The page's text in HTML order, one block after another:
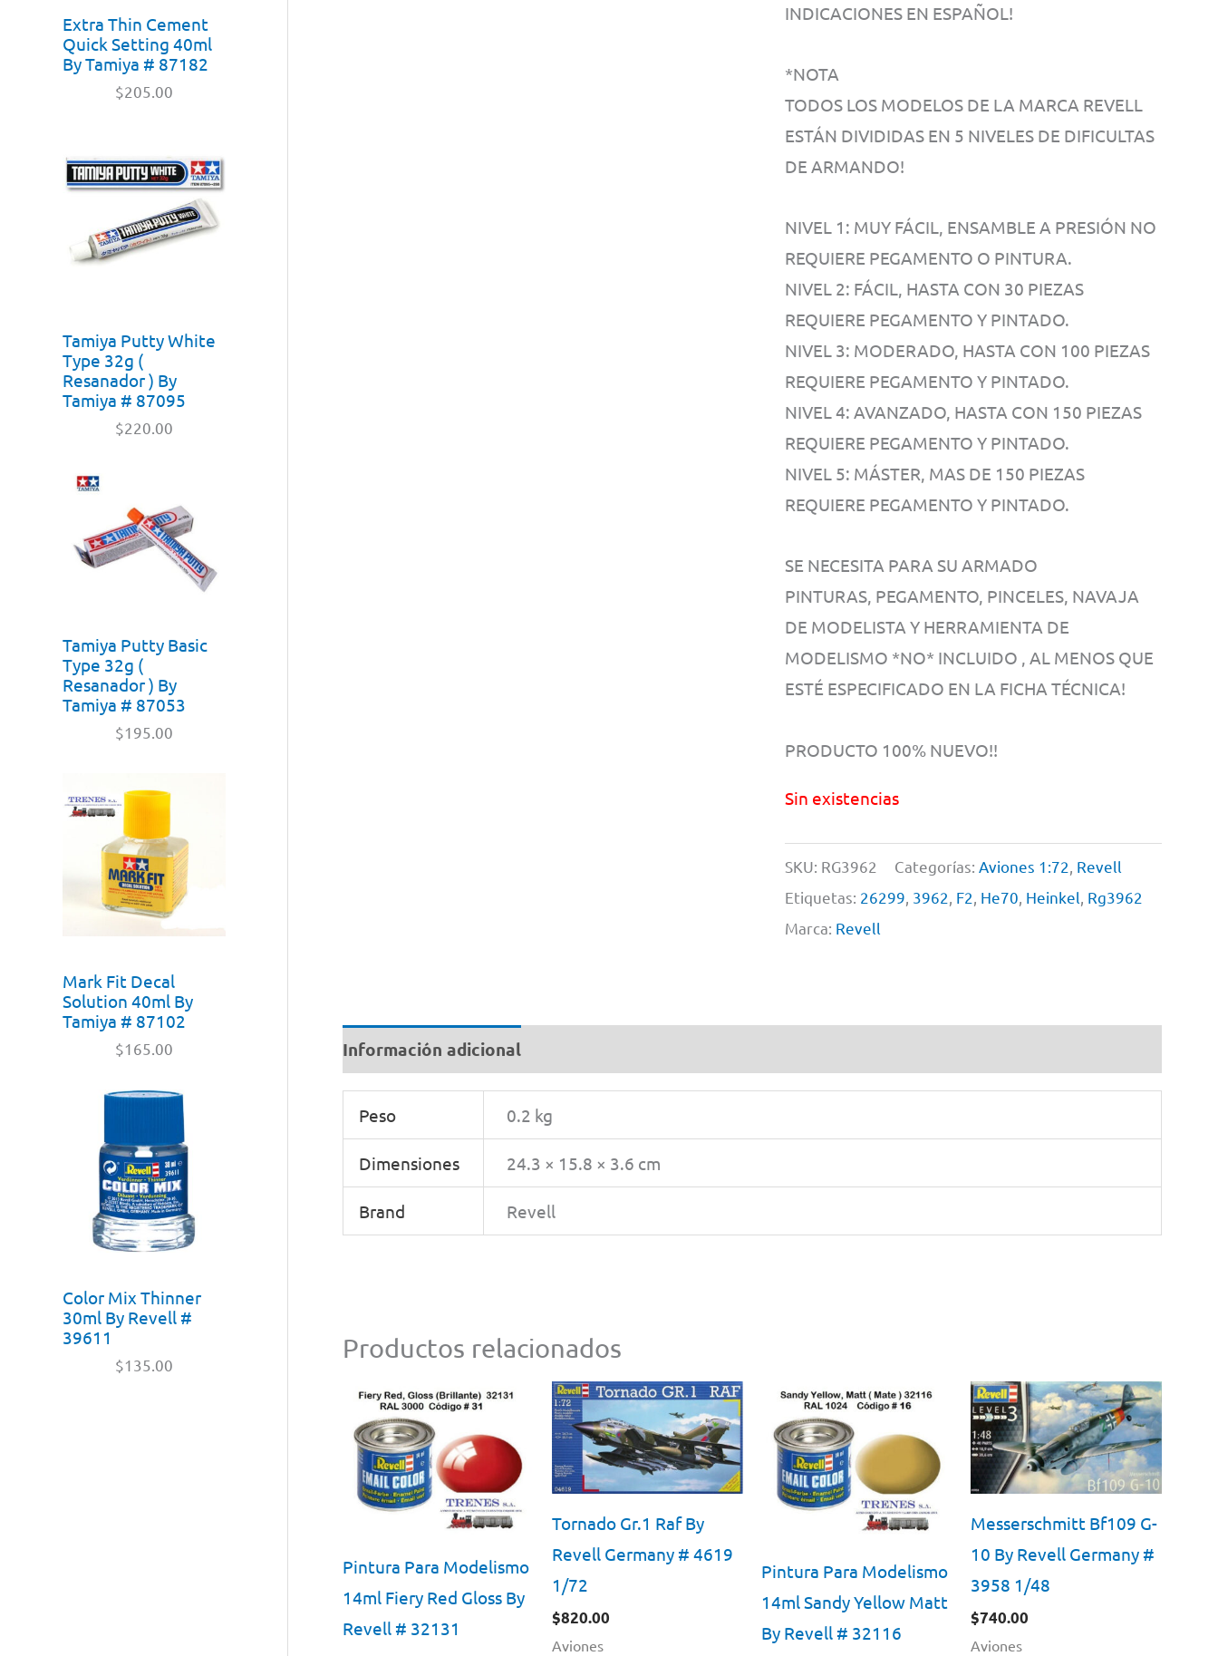
Extra Thin Cement
Quick Setting 40ml
By Tamiya # 87182
$205.00
Tamiya Putty White
Type 32g (
Resanador ) By
Tamiya # 87095
$220.00
Tamiya Putty Basic
Type 32g (
Resanador ) By
Tamiya # 87053
$195.00
Mark Fit Decal
Solution 40ml By
Tamiya # 87102
$165.00
Color Mix Thinner
30ml By Revell #
39611
$135.00
INDICACIONES EN ESPAÑOL!
*NOTA
TODOS LOS MODELOS DE LA MARCA REVELL
ESTÁN DIVIDIDAS EN 5 NIVELES DE DIFICULTAS
DE ARMANDO!
NIVEL 1: MUY FÁCIL, ENSAMBLE A PRESIÓN NO
REQUIERE PEGAMENTO O PINTURA.
NIVEL 2: FÁCIL, HASTA CON 30 PIEZAS
REQUIERE PEGAMENTO Y PINTADO.
NIVEL 3: MODERADO, HASTA CON 100 PIEZAS
REQUIERE PEGAMENTO Y PINTADO.
NIVEL 4: AVANZADO, HASTA CON 150 PIEZAS
REQUIERE PEGAMENTO Y PINTADO.
NIVEL 5: MÁSTER, MAS DE 150 PIEZAS
REQUIERE PEGAMENTO Y PINTADO.
SE NECESITA PARA SU ARMADO
PINTURAS, PEGAMENTO, PINCELES, NAVAJA
DE MODELISTA Y HERRAMIENTA DE
MODELISMO *NO* INCLUIDO , AL MENOS QUE
ESTÉ ESPECIFICADO EN LA FICHA TÉCNICA!
PRODUCTO 100% NUEVO!!
Sin existencias
SKU: RG3962 Categorías: Aviones 1:72, Revell
Etiquetas: 26299, 3962, F2, He70, Heinkel, Rg3962
Marca: Revell
Información adicional
Peso 0.2 kg
Dimensiones 24.3 × 15.8 × 3.6 cm
Brand Revell
Productos relacionados
Pintura Para Modelismo
14ml Fiery Red Gloss By
Revell # 32131
Tornado Gr.1 Raf By
Revell Germany # 4619
1/72
$820.00
Aviones
Pintura Para Modelismo
14ml Sandy Yellow Matt
By Revell # 32116
Messerschmitt Bf109 G-
10 By Revell Germany #
3958 1/48
$740.00
Aviones